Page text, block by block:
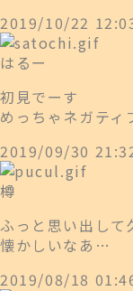
2019/10/22
はるー
初見でーす
めっちゃネガテ
2019/09/30
樽
ふっと思い出して
懐かしいなあ…
2019/08/18